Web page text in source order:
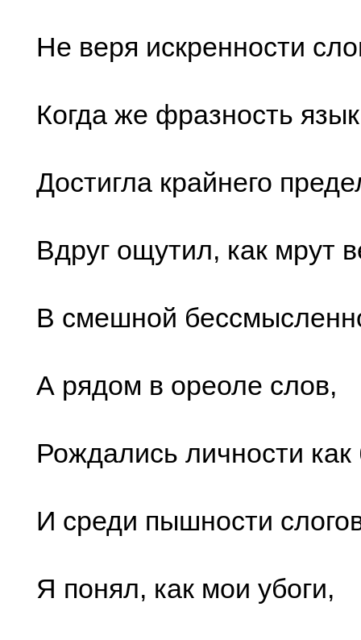
Не веря искренности
Когда же фразность
Достигла крайнего
Вдруг ощутил, как мрут
В смешной
А рядом в ореоле слов,
Рождались личности как
И среди пышности
Я понял, как мои убоги,